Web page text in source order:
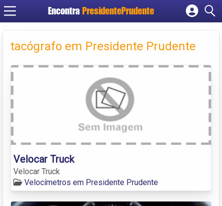
Encontra PresidentePrudente
Cadastrar empresa
Criar conta
tacógrafo em Presidente Prudente
Velocar Truck
Velocar Truck
Velocímetros em Presidente Prudente